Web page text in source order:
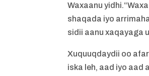
Waxaanu
shaqada iyo
sidii aanu xaqayaga
Xuquuqdaydii oo
iska leh, aad iyo aad